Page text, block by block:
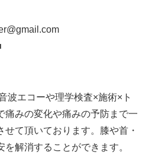
波エコーや理学検査×施術×ト
痛みの変化や痛みの予防まで一
て頂いております。膝や首・
解消することができます。